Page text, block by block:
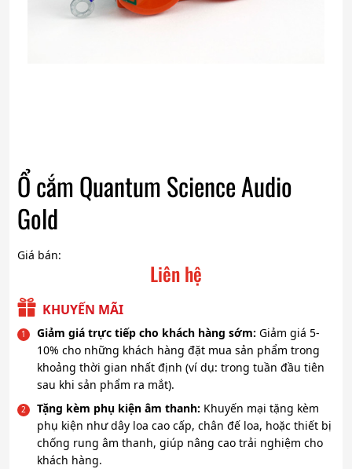
Ổ cắm Quantum Science Audio
Gold
Giá bán:
Liên hệ
KHUYẾN MÃI
Giảm giá trực tiếp cho khách hàng sớm: Giảm giá 5-
10% cho những khách hàng đặt mua sản phẩm trong
khoảng thời gian nhất định (ví dụ: trong tuần đầu tiên
sau khi sản phẩm ra mắt).
Tặng kèm phụ kiện âm thanh: Khuyến mại tặng kèm
phụ kiện như dây loa cao cấp, chân đế loa, hoặc thiết bị
chống rung âm thanh, giúp nâng cao trải nghiệm cho
khách hàng.